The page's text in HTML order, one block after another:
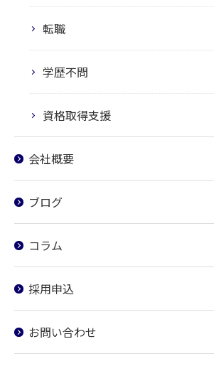
転職
学歴不問
資格取得支援
会社概要
ブログ
コラム
採用申込
お問い合わせ